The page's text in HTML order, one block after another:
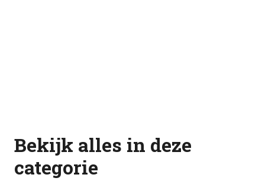
Bekijk alles in deze
categorie